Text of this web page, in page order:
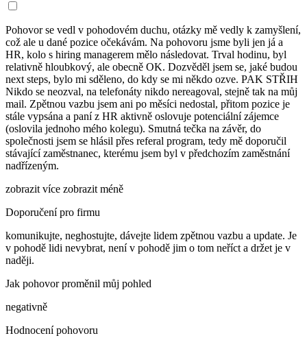
Pohovor se vedl v pohodovém duchu, otázky mě vedly k zamyšlení,
což ale u dané pozice očekávám. Na pohovoru jsme byli jen já a
HR, kolo s hiring managerem mělo následovat. Trval hodinu, byl
relativně hloubkový, ale obecně OK. Dozvěděl jsem se, jaké budou
next steps, bylo mi sděleno, do kdy se mi někdo ozve. PAK STŘIH
Nikdo se neozval, na telefonáty nikdo nereagoval, stejně tak na můj
mail. Zpětnou vazbu jsem ani po měsíci nedostal, přitom pozice je
stále vypsána a paní z HR aktivně oslovuje potenciální zájemce
(oslovila jednoho mého kolegu). Smutná tečka na závěr, do
společnosti jsem se hlásil přes referal program, tedy mě doporučil
stávající zaměstnanec, kterému jsem byl v předchozím zaměstnání
nadřízeným.
zobrazit více zobrazit méně
Doporučení pro firmu
komunikujte, neghostujte, dávejte lidem zpětnou vazbu a update. Je
v pohodě lidi nevybrat, není v pohodě jim o tom neříct a držet je v
naději.
Jak pohovor proměnil můj pohled
negativně
Hodnocení pohovoru